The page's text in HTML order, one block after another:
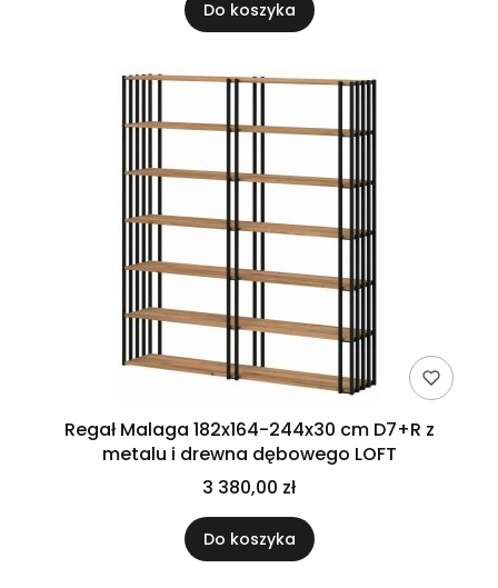
Do koszyka
Regał Malaga 182x164-244x30 cm D7+R z
metalu i drewna dębowego LOFT
3 380,00 zł
Do koszyka